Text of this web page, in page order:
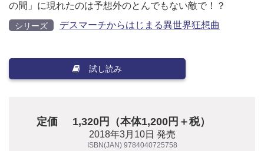
の間」に現れたのは予想外のとんでもない敵で！？
シリーズ デスマーチからはじまる異世界狂想曲
試し読み
定価 1,320円（本体1,200円＋税）
2018年3月10日 発売
ISBN(JAN) 9784040725758